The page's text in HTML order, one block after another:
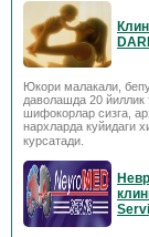
Юкори малакали,
даволашда 20 йиллик
шифокорлар сизга,
нархларда куйидаги
курсатади.